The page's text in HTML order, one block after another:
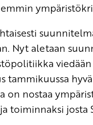
Nyt aletaan
tammikuussa
nostaa
toiminnaksi josta